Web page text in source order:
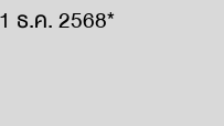
ธ.ค. 2568*